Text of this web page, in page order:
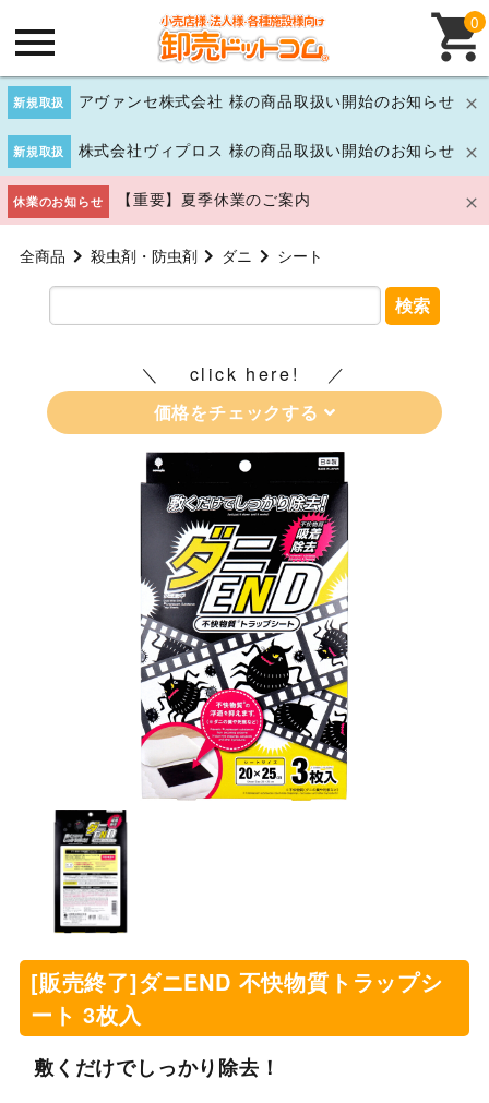
新規取扱 アヴァンセ株式会社 様の商品取扱い開始のお知らせ
新規取扱 株式会社ヴィプロス 様の商品取扱い開始のお知らせ
休業のお知らせ 【重要】夏季休業のご案内
0
全商品 殺虫剤・防虫剤 ダニ シート
検索
click here!
価格をチェックする
[販売終了]ダニEND 不快物質トラップシ
ート 3枚入
敷くだけでしっかり除去！